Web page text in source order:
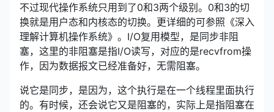
不过现代操作系统只用到了0和3两个级别。0和3的切
换就是用户态和内核态的切换。更详细的可参照《深入
理解计算机操作系统》。I/O复用模型，是同步非阻
塞，这里的非阻塞是指I/O读写，对应的是recvfrom操
作，因为数据报文已经准备好，无需阻塞。
说它是同步，是因为，这个执行是在一个线程里面执行
的。有时候，还会说它又是阻塞的，实际上是指阻塞在